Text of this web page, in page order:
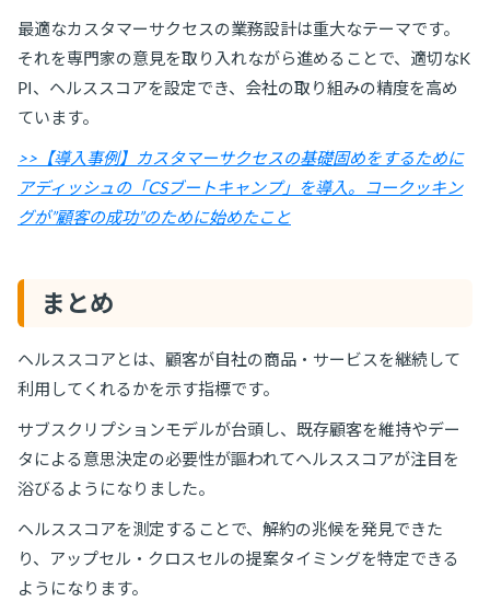
最適なカスタマーサクセスの業務設計は重大なテーマです。
それを専門家の意見を取り入れながら進めることで、適切なK
PI、ヘルススコアを設定でき、会社の取り組みの精度を高め
ています。
>>【導入事例】カスタマーサクセスの基礎固めをするために
アディッシュの「CSブートキャンプ」を導入。コークッキン
グが”顧客の成功”のために始めたこと
まとめ
ヘルススコアとは、顧客が自社の商品・サービスを継続して
利用してくれるかを示す指標です。
サブスクリプションモデルが台頭し、既存顧客を維持やデー
タによる意思決定の必要性が謳われてヘルススコアが注目を
浴びるようになりました。
ヘルススコアを測定することで、解約の兆候を発見できた
り、アップセル・クロスセルの提案タイミングを特定できる
ようになります。